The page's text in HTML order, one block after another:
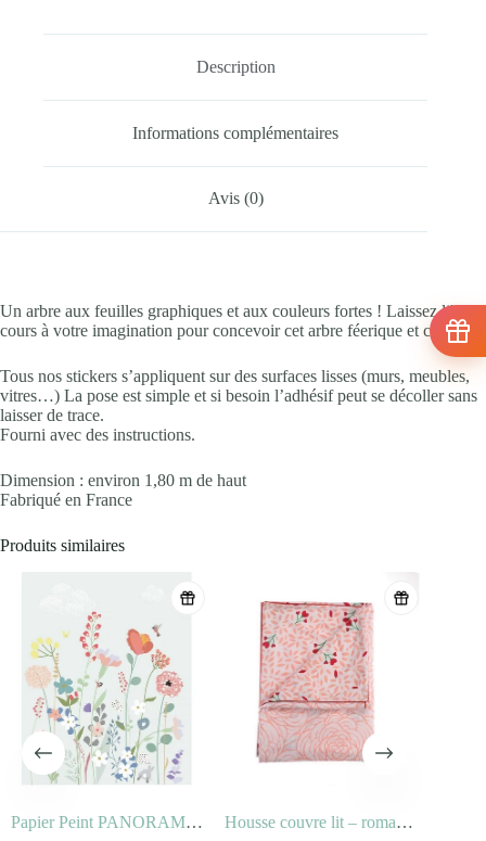
Description
Informations complémentaires
Avis (0)
Un arbre aux feuilles graphiques et aux couleurs fortes ! Laissez libre
cours à votre imagination pour concevoir cet arbre féerique et coloré
Tous nos stickers s’appliquent sur des surfaces lisses (murs, meubles,
vitres…) La pose est simple et si besoin l’adhésif peut se décoller sans
laisser de trace.
Fourni avec des instructions.
Dimension : environ 1,80 m de haut
Fabriqué en France
Produits similaires
Papier Peint PANORAMA FLEURS DES CHAMPS
Housse couvre lit – romance